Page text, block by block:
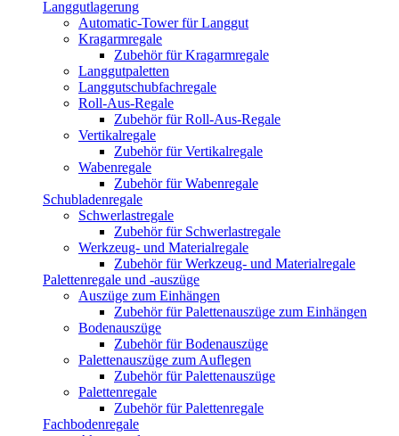
Langgutlagerung
Automatic-Tower für Langgut
Kragarmregale
Zubehör für Kragarmregale
Langgutpaletten
Langgutschubfachregale
Roll-Aus-Regale
Zubehör für Roll-Aus-Regale
Vertikalregale
Zubehör für Vertikalregale
Wabenregale
Zubehör für Wabenregale
Schubladenregale
Schwerlastregale
Zubehör für Schwerlastregale
Werkzeug- und Materialregale
Zubehör für Werkzeug- und Materialregale
Palettenregale und -auszüge
Auszüge zum Einhängen
Zubehör für Palettenauszüge zum Einhängen
Bodenauszüge
Zubehör für Bodenauszüge
Palettenauszüge zum Auflegen
Zubehör für Palettenauszüge
Palettenregale
Zubehör für Palettenregale
Fachbodenregale